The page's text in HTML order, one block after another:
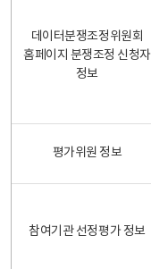
데이터분쟁조정위원회
홈페이지 분쟁조정 신청자
정보
평가위원 정보
참여기관 선정평가 정보